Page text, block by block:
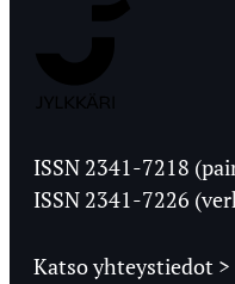
Ylioppilaslehti
ISSN 2341-7218
ISSN 2341-7226
Katso yhteystiedot >